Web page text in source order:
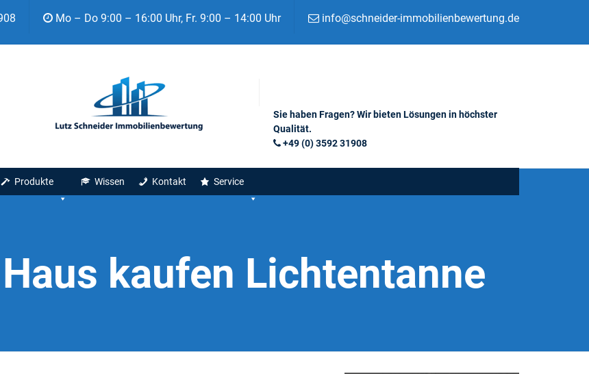
Mo – Do 9:00 – 16:00 Uhr, Fr. 9:00 – 14:00 Uhr info@schneider-immobilienbewertung.de
Sie haben Fragen? Wir bieten Lösungen in höchster
Qualität.
+49 (0) 3592 31908
Produkte Wissen Kontakt Service
Haus kaufen Lichtentanne